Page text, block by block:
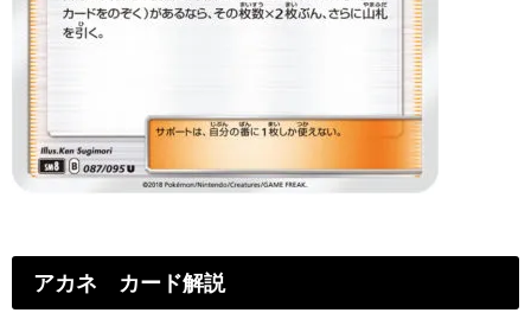
アカネ カード解説